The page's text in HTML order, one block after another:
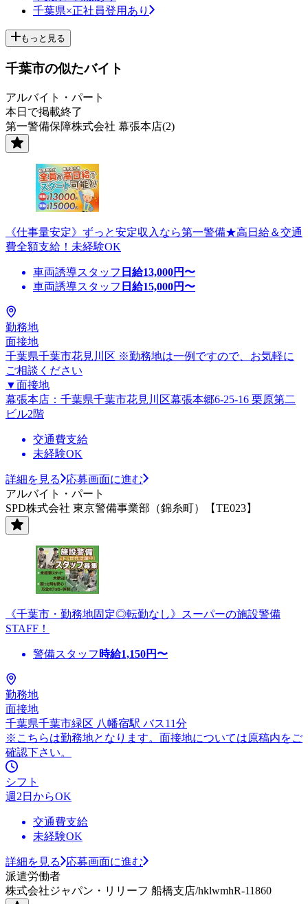
千葉県×正社員登用あり
もっと見る
千葉市の似たバイト
アルバイト・パート
本日で掲載終了
第一警備保障株式会社 幕張本店(2)
《仕事量安定》ずっと安定収入なら第一警備★高日給＆交通
費全額支給！未経験OK
車両誘導スタッフ 日給13,000円〜
車両誘導スタッフ 日給15,000円〜
勤務地
面接地
千葉県千葉市花見川区 ※勤務地は一例ですので、お気軽に
ご相談ください
▼面接地
幕張本店：千葉県千葉市花見川区幕張本郷6-25-16 栗原第二
ビル2階
交通費支給
未経験OK
詳細を見る
応募画面に進む
アルバイト・パート
SPD株式会社 東京警備事業部（錦糸町）【TE023】
《千葉市・勤務地固定◎転勤なし》スーパーの施設警備
STAFF！
警備スタッフ 時給1,150円〜
勤務地
面接地
千葉県千葉市緑区 八幡宿駅 バス11分
※こちらは勤務地となります。面接地については原稿内をご
確認下さい。
シフト
週2日からOK
交通費支給
未経験OK
詳細を見る
応募画面に進む
派遣労働者
株式会社ジャパン・リリーフ 船橋支店/hklwmhR-11860